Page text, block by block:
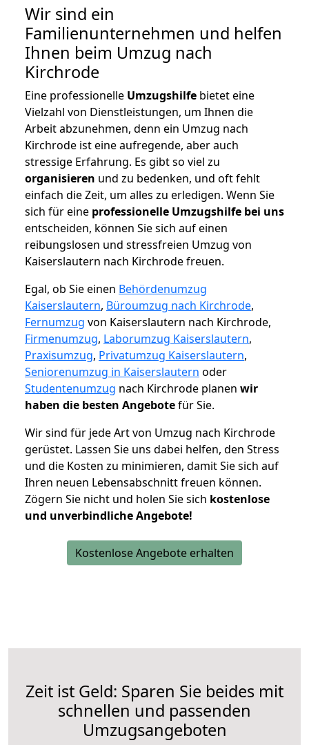
Wir sind ein
Familienunternehmen und helfen
Ihnen beim Umzug nach
Kirchrode
Eine professionelle Umzugshilfe bietet eine
Vielzahl von Dienstleistungen, um Ihnen die
Arbeit abzunehmen, denn ein Umzug nach
Kirchrode ist eine aufregende, aber auch
stressige Erfahrung. Es gibt so viel zu
organisieren und zu bedenken, und oft fehlt
einfach die Zeit, um alles zu erledigen. Wenn Sie
sich für eine professionelle Umzugshilfe bei uns
entscheiden, können Sie sich auf einen
reibungslosen und stressfreien Umzug von
Kaiserslautern nach Kirchrode freuen.
Egal, ob Sie einen Behördenumzug
Kaiserslautern, Büroumzug nach Kirchrode,
Fernumzug von Kaiserslautern nach Kirchrode,
Firmenumzug, Laborumzug Kaiserslautern,
Praxisumzug, Privatumzug Kaiserslautern,
Seniorenumzug in Kaiserslautern oder
Studentenumzug nach Kirchrode planen wir
haben die besten Angebotefür Sie.
Wir sind für jede Art von Umzug nach Kirchrode
gerüstet. Lassen Sie uns dabei helfen, den Stress
und die Kosten zu minimieren, damit Sie sich auf
Ihren neuen Lebensabschnitt freuen können.
Zögern Sie nicht und holen Sie sich kostenlose
und unverbindliche Angebote!
Kostenlose Angebote erhalten
Zeit ist Geld: Sparen Sie beides mit
schnellen und passenden
Umzugsangeboten